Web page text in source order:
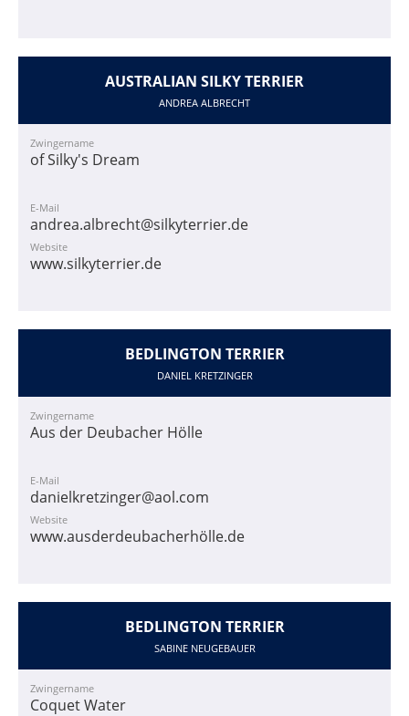
AUSTRALIAN SILKY TERRIER
ANDREA ALBRECHT
Zwingername
of Silky's Dream
E-Mail
andrea.albrecht@silkyterrier.de
Website
www.silkyterrier.de
BEDLINGTON TERRIER
DANIEL KRETZINGER
Zwingername
Aus der Deubacher Hölle
E-Mail
danielkretzinger@aol.com
Website
www.ausderdeubacherhölle.de
BEDLINGTON TERRIER
SABINE NEUGEBAUER
Zwingername
Coquet Water